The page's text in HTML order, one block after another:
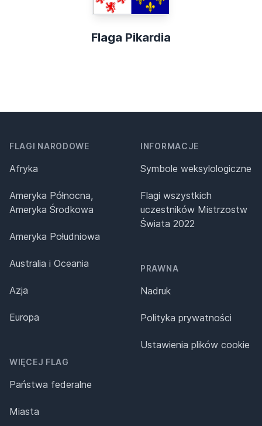
Flaga Pikardia
FLAGI NARODOWE
Afryka
Ameryka Północna,
Ameryka Środkowa
Ameryka Południowa
Australia i Oceania
Azja
Europa
WIĘCEJ FLAG
Państwa federalne
Miasta
INFORMACJE
Symbole weksylologiczne
Flagi wszystkich
uczestników Mistrzostw
Świata 2022
PRAWNA
Nadruk
Polityka prywatności
Ustawienia plików cookie